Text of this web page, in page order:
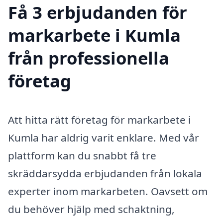
Få 3 erbjudanden för
markarbete i Kumla
från professionella
företag
Att hitta rätt företag för markarbete i
Kumla har aldrig varit enklare. Med vår
plattform kan du snabbt få tre
skräddarsydda erbjudanden från lokala
experter inom markarbeten. Oavsett om
du behöver hjälp med schaktning,